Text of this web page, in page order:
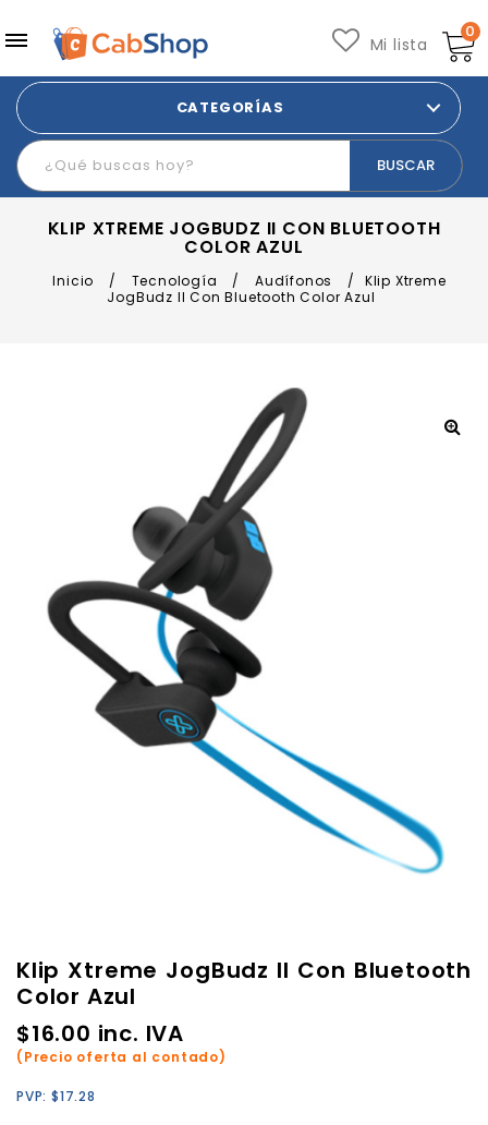
0
Mi lista
CATEGORÍAS
KLIP XTREME JOGBUDZ II CON BLUETOOTH
COLOR AZUL
Inicio / Tecnología / Audífonos /
Klip Xtreme
JogBudz II Con Bluetooth Color Azul
Klip Xtreme JogBudz II Con Bluetooth
Color Azul
$16.00 inc. IVA
(Precio oferta al contado)
PVP: $17.28